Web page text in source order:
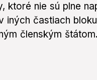
ktoré nie sú plne
iných častiach
členským štátom.